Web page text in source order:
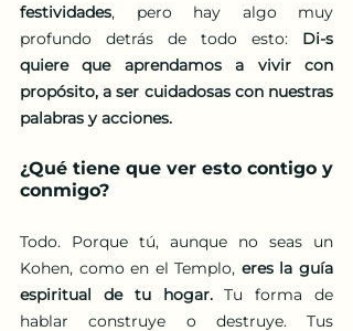
festividades, pero hay algo muy
profundo detrás de todo esto: Di-s
quiere que aprendamos a vivir con
propósito, a ser cuidadosas con nuestras
palabras y acciones.
¿Qué tiene que ver esto contigo y
conmigo?
Todo. Porque tú, aunque no seas un
Kohen, como en el Templo, eres la guía
espiritual de tu hogar. Tu forma de
hablar construye o destruye. Tus